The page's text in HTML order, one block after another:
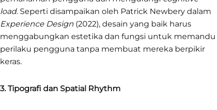
load. Seperti disampaikan oleh Patrick Newbery dalam
Experience Design (2022), desain yang baik harus
menggabungkan estetika dan fungsi untuk memandu
perilaku pengguna tanpa membuat mereka berpikir
keras.
3. Tipografi dan Spatial Rhythm